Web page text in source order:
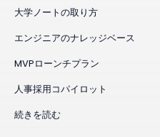
大学ノートの取り方
エンジニアのナレッジベース
MVPローンチプラン
人事採用コパイロット
続きを読む